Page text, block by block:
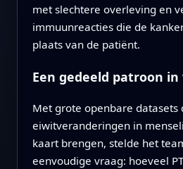
met slechtere overleving en
immuunreacties die de
plaats van de patiënt.
Een gedeeld patroon
Met grote openbare datasets
eiwitveranderingen in
kaart brengen, stelde het
eenvoudige vraag: hoeveel